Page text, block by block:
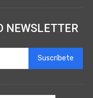
NEWSLETTER
Suscríbete